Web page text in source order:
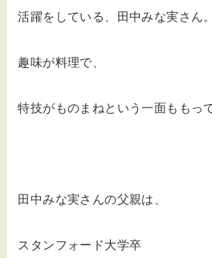
活躍をしている、田中みな実さん。
趣味が料理で、
特技がものまねという一面ももっ
田中みな実さんの父親は、
スタンフォード大学卒